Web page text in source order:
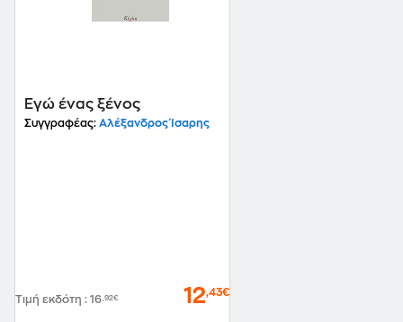
Εγώ ένας ξένος
Συγγραφέας: Αλέξανδρος Ίσαρης
Τιμή εκδότη : 16,92€ 12,43€